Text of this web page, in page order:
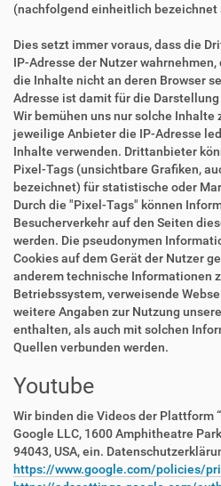
(nachfolgend einheitlich bezeichnet
Dies setzt immer voraus, dass die
IP-Adresse der Nutzer
die Inhalte nicht an deren Browser
Adresse ist damit für die
Wir bemühen uns nur solche Inhalte
jeweilige Anbieter die IP-Adresse
Inhalte verwenden. Drittanbieter
Pixel-Tags (unsichtbare Grafiken,
bezeichnet) für statistische oder
Durch die "Pixel-Tags" können
Besucherverkehr auf den Seiten
werden. Die pseudonymen
Cookies auf dem Gerät der Nutzer
anderem technische Informationen
Betriebssystem, verweisende
weitere Angaben zur Nutzung
enthalten, als auch mit solchen
Quellen verbunden werden.
Youtube
Wir binden die Videos der Plattform
Google LLC, 1600 Amphitheatre
94043, USA, ein.
https://www.google.com/policies/